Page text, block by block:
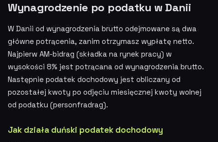
Wynagrodzenie po podatku w Danii
W Danii od wynagrodzenia brutto odejmowane są dwa
główne potrącenia, zanim otrzymasz wypłatę netto.
Najpierw AM-bidrag (składka na rynek pracy) w
wysokości 8% jest potrącana od wynagrodzenia brutto.
Następnie podatek dochodowy jest obliczany od
pozostałej kwoty po odjęciu miesięcznej kwoty wolnej
od podatku (personfradrag).
Jak działa duński podatek dochodowy